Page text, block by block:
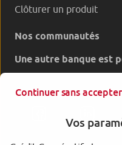
Clôturer un produit
Nos communautés
Une autre banque est
Continuer sans accepter
Vos